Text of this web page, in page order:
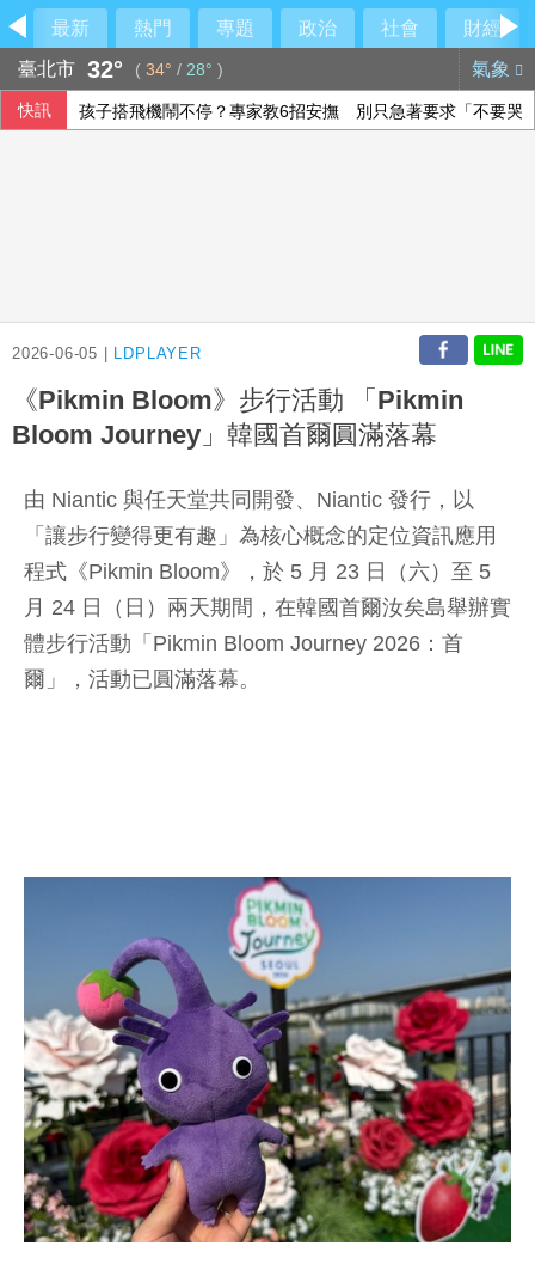
最新 熱門 專題 政治 社會
財經
臺北市 32° ( 34° / 28° ) 氣象
快訊 王品上半年每股賺9.86元 Q2獲利創新高
2026-06-05 | LDPLAYER
《Pikmin Bloom》步行活動 「Pikmin
Bloom Journey」韓國首爾圓滿落幕
由 Niantic 與任天堂共同開發、Niantic 發行，以
「讓步行變得更有趣」為核心概念的定位資訊應用
程式《Pikmin Bloom》，於 5 月 23 日（六）至 5
月 24 日（日）兩天期間，在韓國首爾汝矣島舉辦實
體步行活動「Pikmin Bloom Journey 2026：首
爾」，活動已圓滿落幕。